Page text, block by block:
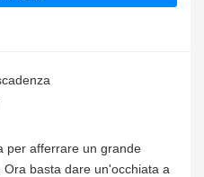
per afferrare un grande
basta dare un'occhiata a